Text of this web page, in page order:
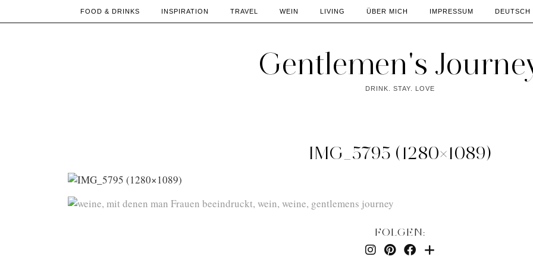
Gentlemen's
DRINK. STAY. LOVE
FOOD & DRINKS INSPIRATION TRAVEL WEIN LIVING ÜBER MICH IMPRESSUM DEUTSCH
IMG_5795 (1280×1089)
FOLGEN: